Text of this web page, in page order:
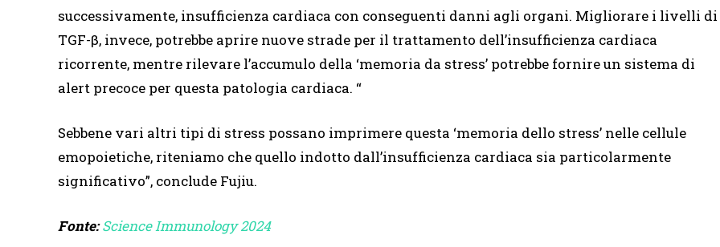
successivamente, insufficienza cardiaca con conseguenti danni agli organi. Migliorare i livelli di
TGF-β, invece, potrebbe aprire nuove strade per il trattamento dell’insufficienza cardiaca
ricorrente, mentre rilevare l’accumulo della ‘memoria da stress’ potrebbe fornire un sistema di
alert precoce per questa patologia cardiaca. “
Sebbene vari altri tipi di stress possano imprimere questa ‘memoria dello stress’ nelle cellule
emopoietiche, riteniamo che quello indotto dall’insufficienza cardiaca sia particolarmente
significativo”, conclude Fujiu.
Fonte:Science Immunology 2024